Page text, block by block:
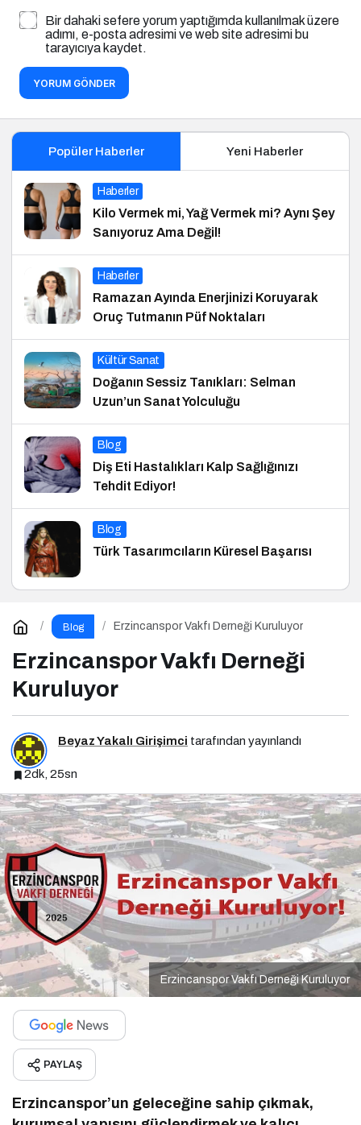
Bir dahaki sefere yorum yaptığımda kullanılmak üzere
adımı, e-posta adresimi ve web site adresimi bu
tarayıcıya kaydet.
YORUM GÖNDER
Popüler Haberler Yeni Haberler
Haberler
Kilo Vermek mi, Yağ Vermek mi? Aynı Şey
Sanıyoruz Ama Değil!
Haberler
Ramazan Ayında Enerjinizi Koruyarak
Oruç Tutmanın Püf Noktaları
Kültür Sanat
Doğanın Sessiz Tanıkları: Selman
Uzun’un Sanat Yolculuğu
Blog
Diş Eti Hastalıkları Kalp Sağlığınızı
Tehdit Ediyor!
Blog
Türk Tasarımcıların Küresel Başarısı
Blog Erzincanspor Vakfı Derneği Kuruluyor
Erzincanspor Vakfı Derneği
Kuruluyor
Beyaz Yakalı Girişimci tarafından yayınlandı
2dk, 25sn
Erzincanspor Vakfı Derneği Kuruluyor
PAYLAŞ
Erzincanspor’un geleceğine sahip çıkmak,